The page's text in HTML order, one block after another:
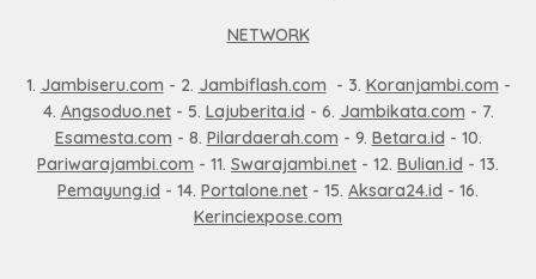
NETWORK
1. Jambiseru.com - 2. Jambiflash.com - 3. Koranjambi.com -
4. Angsoduo.net- 5. Lajuberita.id - 6. Jambikata.com - 7.
Esamesta.com - 8. Pilardaerah.com - 9. Betara.id - 10.
Pariwarajambi.com - 11. Swarajambi.net - 12. Bulian.id - 13.
Pemayung.id - 14. Portalone.net - 15. Aksara24.id - 16.
Kerinciexpose.com